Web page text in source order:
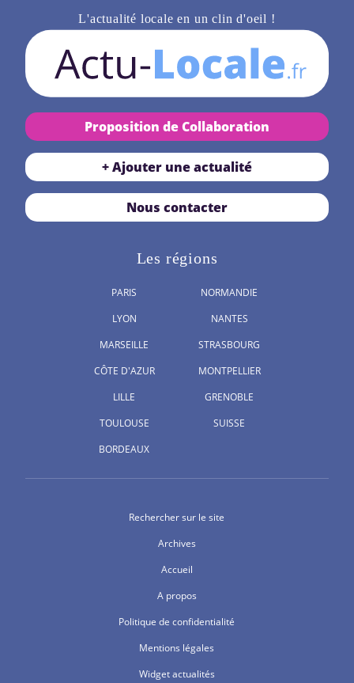
L'actualité locale en un clin d'oeil !
Proposition de Collaboration
+ Ajouter une actualité
Nous contacter
Les régions
PARIS
LYON
MARSEILLE
CÔTE D'AZUR
LILLE
TOULOUSE
BORDEAUX
NORMANDIE
NANTES
STRASBOURG
MONTPELLIER
GRENOBLE
SUISSE
Rechercher sur le site
Archives
Accueil
A propos
Politique de confidentialité
Mentions légales
Widget actualités